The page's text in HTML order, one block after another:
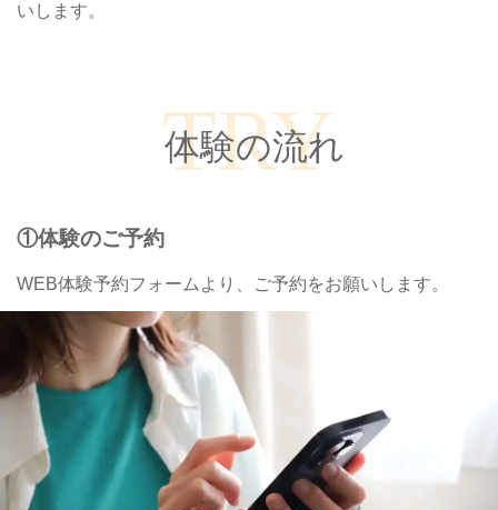
いします。
TRY
体験の流れ
①体験のご予約
WEB体験予約フォームより、ご予約をお願いします。